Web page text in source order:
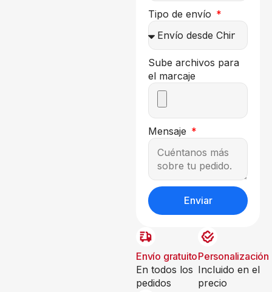
Tipo de envío
Sube archivos para
el marcaje
Mensaje
Enviar
Envío gratuito
En todos los
pedidos
Personalización
Incluido en el
precio